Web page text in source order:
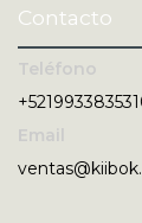
Contacto